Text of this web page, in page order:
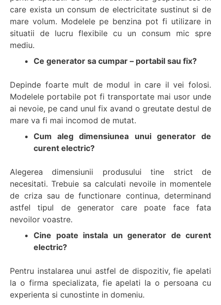
care exista un consum de electricitate sustinut si de
mare volum. Modelele pe benzina pot fi utilizare in
situatii de lucru flexibile cu un consum mic spre
mediu.
Ce generator sa cumpar – portabil sau fix?
Depinde foarte mult de modul in care il vei folosi.
Modelele portabile pot fi transportate mai usor unde
ai nevoie, pe cand unul fix avand o greutate destul de
mare va fi mai incomod de mutat.
Cum aleg dimensiunea unui generator de
curent electric?
Alegerea dimensiunii produsului tine strict de
necesitati. Trebuie sa calculati nevoile in momentele
de criza sau de functionare continua, determinand
astfel tipul de generator care poate face fata
nevoilor voastre.
Cine poate instala un generator de curent
electric?
Pentru instalarea unui astfel de dispozitiv, fie apelati
la o firma specializata, fie apelati la o persoana cu
experienta si cunostinte in domeniu.